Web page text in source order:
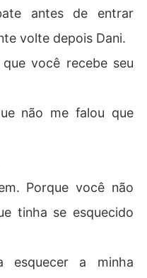
antes de entrar
volte depois Dani.
você recebe seu
não me falou que
Porque você não
tinha se esquecido
esquecer a minha